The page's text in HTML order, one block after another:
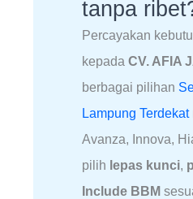
tanpa
Percayakan
kepada CV. AFIA
berbagai pilihan
Lampung Terdekat
Avanza, Innova,
pilih lepas kunci,
Include BBM